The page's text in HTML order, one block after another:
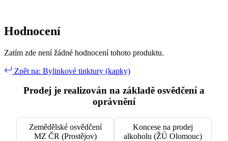
Hodnocení
Zatím zde není žádné hodnocení tohoto produktu.
Zpět na: Bylinkové tinktury (kapky)
Prodej je realizován na základě osvědčení a
oprávnění
Zemědělské osvědčení
MZ ČR (Prostějov)
Koncese na prodej
alkoholu (ŽÚ Olomouc)